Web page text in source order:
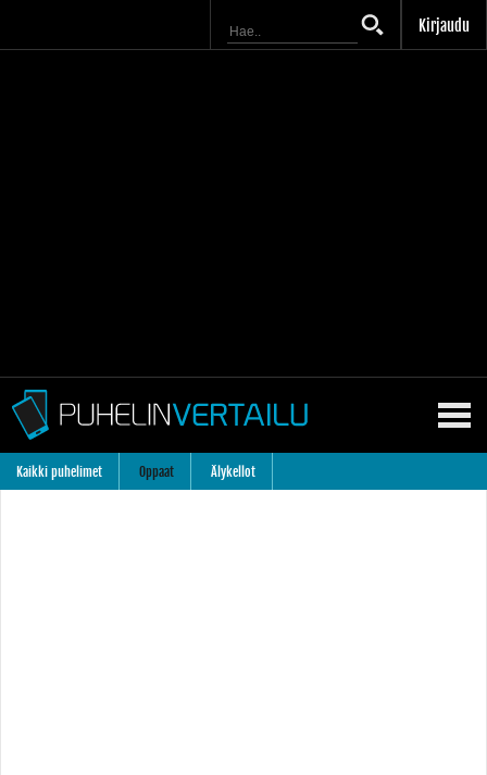
Kirjaudu
Kaikki puhelimet Oppaat Älykellot